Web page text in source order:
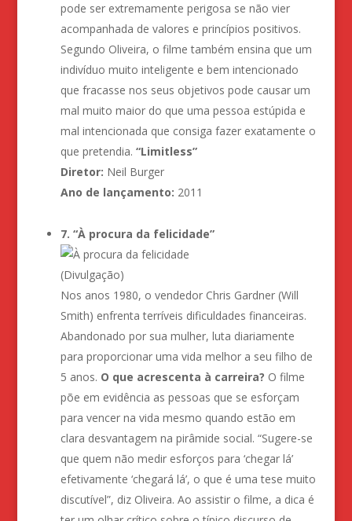
pode ser extremamente perigosa se não vier
acompanhada de valores e princípios positivos.
Segundo Oliveira, o filme também ensina que um
indivíduo muito inteligente e bem intencionado
que fracasse nos seus objetivos pode causar um
mal muito maior do que uma pessoa estúpida e
mal intencionada que consiga fazer exatamente o
que pretendia. “Limitless”
Diretor: Neil Burger
Ano de lançamento: 2011
7. “À procura da felicidade”
(Divulgação)
Nos anos 1980, o vendedor Chris Gardner (Will
Smith) enfrenta terríveis dificuldades financeiras.
Abandonado por sua mulher, luta diariamente
para proporcionar uma vida melhor a seu filho de
5 anos. O que acrescenta à carreira? O filme
põe em evidência as pessoas que se esforçam
para vencer na vida mesmo quando estão em
clara desvantagem na pirâmide social. “Sugere-se
que quem não medir esforços para ‘chegar lá’
efetivamente ‘chegará lá’, o que é uma tese muito
discutível”, diz Oliveira. Ao assistir o filme, a dica é